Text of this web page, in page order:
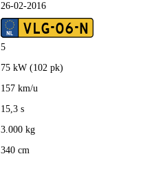
26-02-2016
VLG-06-N
5
75 kW (102 pk)
157 km/u
15,3 s
3.000 kg
340 cm